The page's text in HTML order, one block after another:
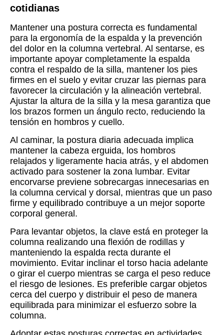
cotidianas
Mantener una postura correcta es fundamental
para la ergonomía de la espalda y la prevención
del dolor en la columna vertebral. Al sentarse, es
importante apoyar completamente la espalda
contra el respaldo de la silla, mantener los pies
firmes en el suelo y evitar cruzar las piernas para
favorecer la circulación y la alineación vertebral.
Ajustar la altura de la silla y la mesa garantiza que
los brazos formen un ángulo recto, reduciendo la
tensión en hombros y cuello.
Al caminar, la postura diaria adecuada implica
mantener la cabeza erguida, los hombros
relajados y ligeramente hacia atrás, y el abdomen
activado para sostener la zona lumbar. Evitar
encorvarse previene sobrecargas innecesarias en
la columna cervical y dorsal, mientras que un paso
firme y equilibrado contribuye a un mejor soporte
corporal general.
Para levantar objetos, la clave está en proteger la
columna realizando una flexión de rodillas y
manteniendo la espalda recta durante el
movimiento. Evitar inclinar el torso hacia adelante
o girar el cuerpo mientras se carga el peso reduce
el riesgo de lesiones. Es preferible cargar objetos
cerca del cuerpo y distribuir el peso de manera
equilibrada para minimizar el esfuerzo sobre la
columna.